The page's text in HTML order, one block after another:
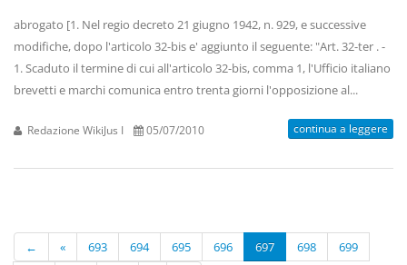
abrogato [1. Nel regio decreto 21 giugno 1942, n. 929, e successive
modifiche, dopo l'articolo 32-bis e' aggiunto il seguente: "Art. 32-ter . -
1. Scaduto il termine di cui all'articolo 32-bis, comma 1, l'Ufficio italiano
brevetti e marchi comunica entro trenta giorni l'opposizione al...
Redazione WikiJus I 05/07/2010 continua a leggere
← « 693 694 695 696 697 698
699